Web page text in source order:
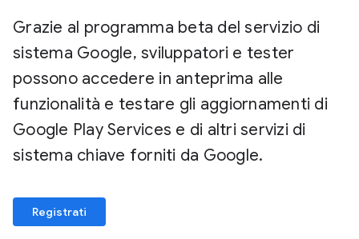
Grazie al programma beta del servizio di
sistema Google, sviluppatori e tester
possono accedere in anteprima alle
funzionalità e testare gli aggiornamenti di
Google Play Services e di altri servizi di
sistema chiave forniti da Google.
Registrati